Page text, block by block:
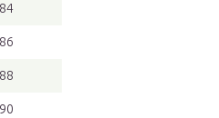
84
86
88
90